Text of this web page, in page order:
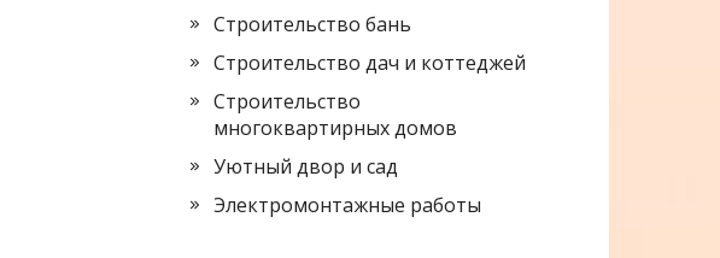
Строительство бань
Строительство дач и коттеджей
Строительство
многоквартирных домов
Уютный двор и сад
Электромонтажные работы